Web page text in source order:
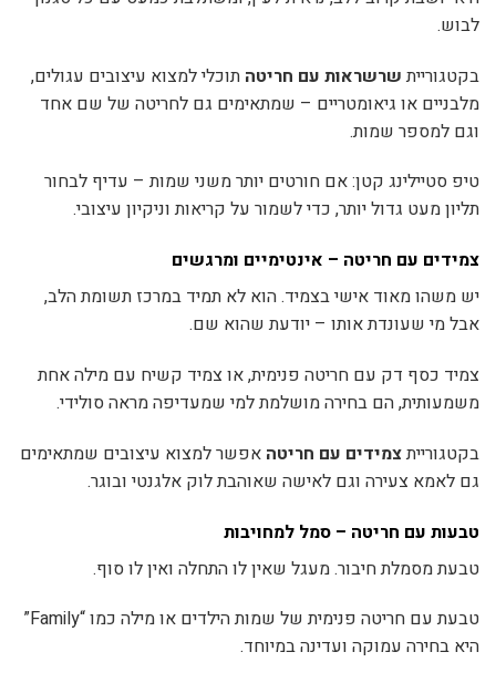
לבוש.
בקטגורייתשרשראות עם חריטה תוכלי למצוא עיצובים עגולים,
מלבניים או גיאומטריים – שמתאימים גם לחריטה של שם אחד
וגם למספר שמות.
טיפ סטיילינג קטן: אם חורטים יותר משני שמות – עדיף לבחור
תליון מעט גדול יותר, כדי לשמור על קריאות וניקיון עיצובי.
צמידים עם חריטה – אינטימיים ומרגשים
יש משהו מאוד אישי בצמיד. הוא לא תמיד במרכז תשומת הלב,
אבל מי שעונדת אותו – יודעת שהוא שם.
צמיד כסף דק עם חריטה פנימית, או צמיד קשיח עם מילה אחת
משמעותית, הם בחירה מושלמת למי שמעדיפה מראה סולידי.
בקטגורייתצמידים עם חריטה אפשר למצוא עיצובים שמתאימים
גם לאמא צעירה וגם לאישה שאוהבת לוק אלגנטי ובוגר.
טבעות עם חריטה – סמל למחויבות
טבעת מסמלת חיבור. מעגל שאין לו התחלה ואין לו סוף.
טבעת עם חריטה פנימית של שמות הילדים או מילה כמו “Family”
היא בחירה עמוקה ועדינה במיוחד.